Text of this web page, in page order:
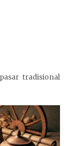
tradisional